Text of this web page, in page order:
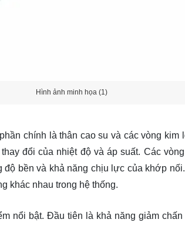
Hình ảnh minh họa (1)
chính là thân cao su và các vòng kim
đổi của nhiệt độ và áp suất. Các
bền và khả năng chịu lực của khớp
khác nhau trong hệ thống.
nổi bật. Đầu tiên là khả năng giảm